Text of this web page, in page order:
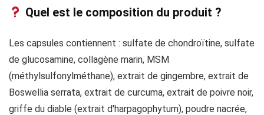
Quel est le composition du produit ?
Les capsules contiennent : sulfate de chondroïtine, sulfate
de glucosamine, collagène marin, MSM
(méthylsulfonylméthane), extrait de gingembre, extrait de
Boswellia serrata, extrait de curcuma, extrait de poivre noir,
griffe du diable (extrait d'harpagophytum), poudre nacrée,